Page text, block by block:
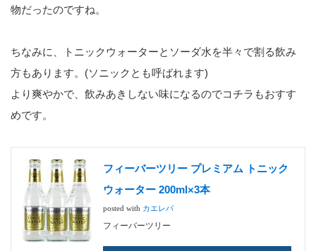
物だったのですね。
ちなみに、トニックウォーターとソーダ水を半々で割る飲み
方もあります。(ソニックとも呼ばれます)
より爽やかで、飲みあきしない味になるのでコチラもおすす
めです。
フィーバーツリー プレミアム トニック
ウォーター 200ml×3本
posted with カエレバ
フィーバーツリー